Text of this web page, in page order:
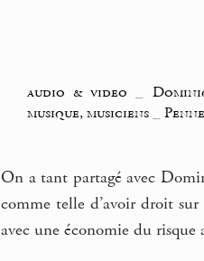
audio & video
musique, musiciens_
On a tant partagé avec
comme telle d’avoir droit
avec une économie du risque